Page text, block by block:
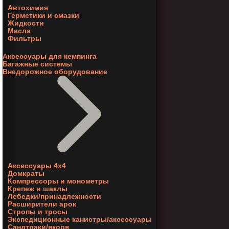
Автохимия
Герметики и смазки
Жидкости
Масла
Фильтры
Аксессуары для кемпинга
Багажные системы
Внедорожное оборудование
Аксессуары 4х4
Домкраты
Компрессоры и монометры
Крепеж и шаклы
Лебедки/принадлежности
Расширители арок
Стропы и тросы
Экспедиционные канистры/аксессуары
Сандтраки/якоря